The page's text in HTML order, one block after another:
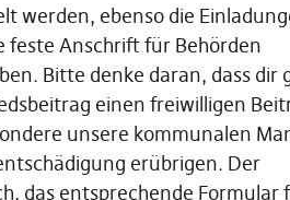
werden, ebenso die
feste Anschrift für Behörden
Bitte denke daran, dass dir
einen freiwilligen
unsere kommunalen
erübrigen. Der
das entsprechende Formular